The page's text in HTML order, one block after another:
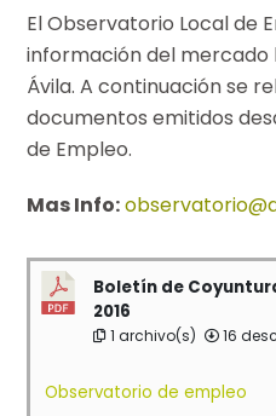
El Observatorio Local de
información del mercado
Ávila. A continuación se
documentos emitidos
de Empleo.
Mas Info:
Boletín de
2016
1 archivo(s) 16
Observatorio de empleo